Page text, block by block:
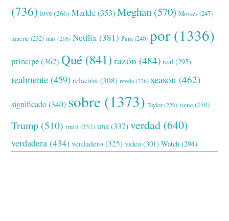
(736) love(266) Markle(353) Meghan (570) Movies(247)
muerte (232) más (216) Netflix (381) Para(240) por (1336)
príncipe(362) Qué (841) razón (484) real (295)
realmente (459) relación (308) revela(226) season (462)
significado(340) sobre (1373) Taylor(226) tiene(250)
Trump (510) truth (252) una (337) verdad (640)
verdadera (434) verdadero (325) video (301) Watch (294)